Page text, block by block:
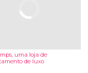
uma loja de
de luxo